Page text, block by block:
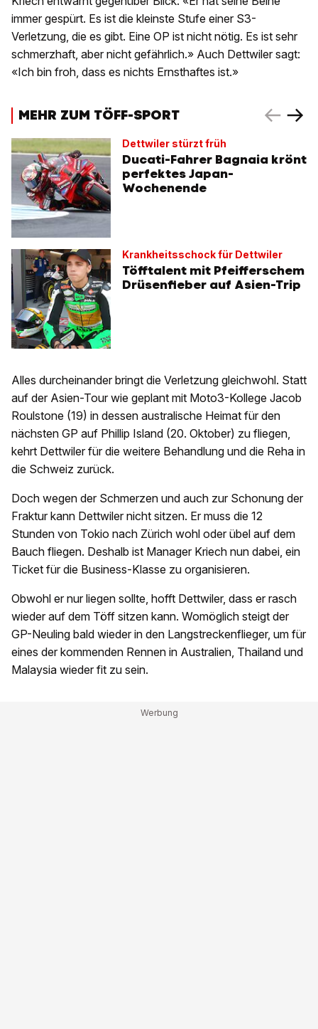
immer gespürt. Es ist die kleinste Stufe einer S3-
Verletzung, die es gibt. Eine OP ist nicht nötig. Es ist sehr
schmerzhaft, aber nicht gefährlich.» Auch Dettwiler sagt:
«Ich bin froh, dass es nichts Ernsthaftes ist.»
MEHR ZUM TÖFF-SPORT
Dettwiler stürzt früh
Ducati-Fahrer Bagnaia krönt
perfektes Japan-
Wochenende
Krankheitsschock für Dettwiler
Töfftalent mit Pfeifferschem
Drüsenfieber auf Asien-Trip
Alles durcheinander bringt die Verletzung gleichwohl. Statt
auf der Asien-Tour wie geplant mit Moto3-Kollege Jacob
Roulstone (19) in dessen australische Heimat für den
nächsten GP auf Phillip Island (20. Oktober) zu fliegen,
kehrt Dettwiler für die weitere Behandlung und die Reha in
die Schweiz zurück.
Doch wegen der Schmerzen und auch zur Schonung der
Fraktur kann Dettwiler nicht sitzen. Er muss die 12
Stunden von Tokio nach Zürich wohl oder übel auf dem
Bauch fliegen. Deshalb ist Manager Kriech nun dabei, ein
Ticket für die Business-Klasse zu organisieren.
Obwohl er nur liegen sollte, hofft Dettwiler, dass er rasch
wieder auf dem Töff sitzen kann. Womöglich steigt der
GP-Neuling bald wieder in den Langstreckenflieger, um für
eines der kommenden Rennen in Australien, Thailand und
Malaysia wieder fit zu sein.